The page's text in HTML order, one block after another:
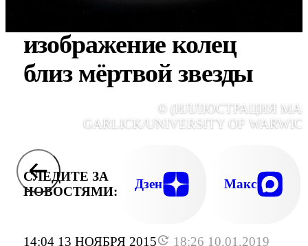
14:04 13 НОЯБРЯ 2015
18:26 10.01.2019
Получено первое
изображение колец
близ мёртвой звезды
© (ИЛЛЮСТРАЦИЯ
GARLICK/UNIVERSITY OF
СЛЕДИТЕ ЗА
НОВОСТЯМИ:
Дзен Макс